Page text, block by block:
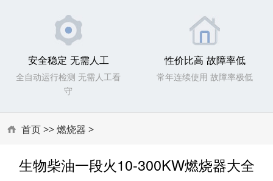
安全稳定 无需人工
全自动运行检测 无需人工看
守
性价比高 故障率低
常年连续使用 故障率极低
首页>>燃烧器 >
生物柴油一段火10-300KW燃烧器大全